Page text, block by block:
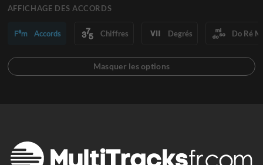
AFFICHAGE DES ACCORDS
Accords Chiffres Degrés Do Ré